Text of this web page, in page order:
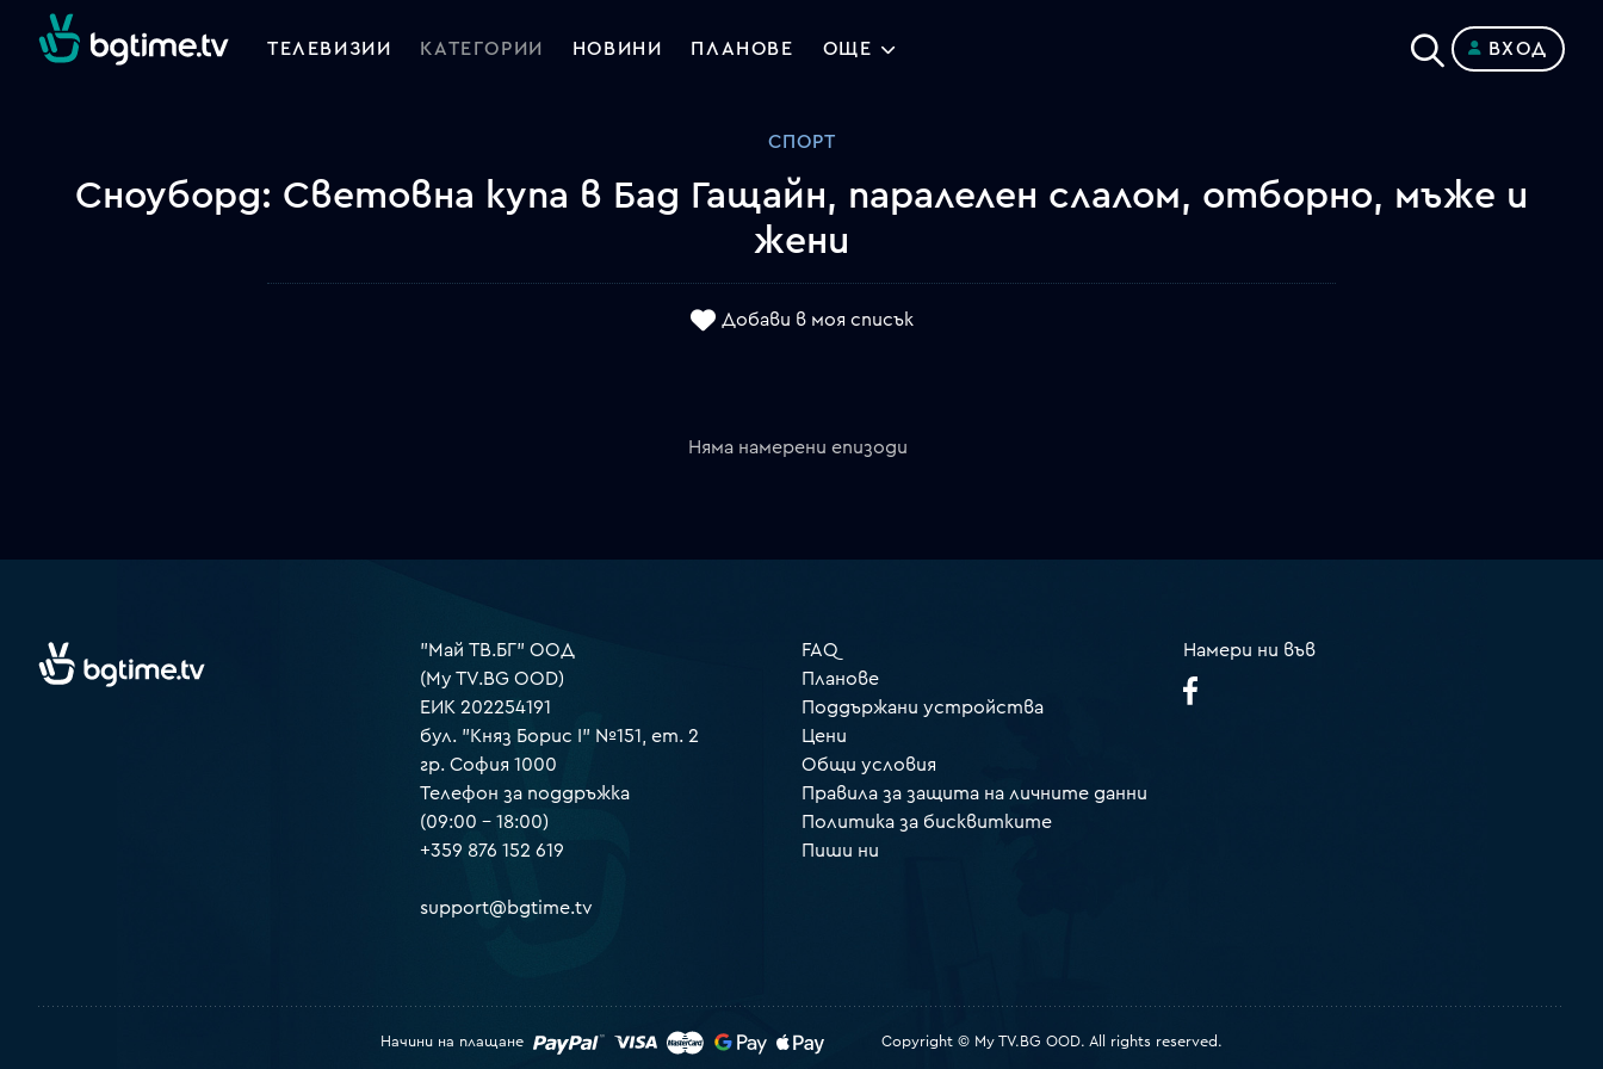
ТЕЛЕВИЗИИ КАТЕГОРИИ НОВИНИ ПЛАНОВЕ ОЩЕ ВХОД
СПОРТ
Сноуборд: Световна купа в Бад Гащайн, паралелен слалом, отборно, мъже и
жени
Добави в моя списък
Няма намерени епизоди
"Май ТВ.БГ" ООД
(My TV.BG OOD)
ЕИК 202254191
бул. "Княз Борис I" №151, ет. 2
гр. София 1000
Телефон за поддръжка
(09:00 – 18:00)
+359 876 152 619
support@bgtime.tv
FAQ
Планове
Поддържани устройства
Цени
Общи условия
Правила за защита на личните данни
Политика за бисквитките
Пиши ни
Намери ни във
Начини на плащане Copyright © My TV.BG OOD. All rights reserved.